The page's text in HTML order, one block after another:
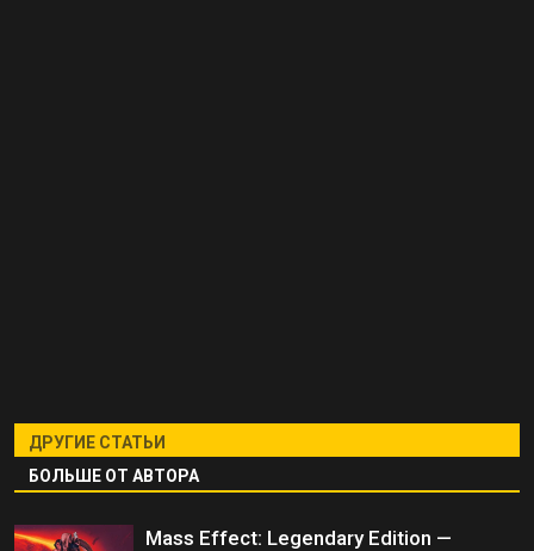
ДРУГИЕ СТАТЬИ
БОЛЬШЕ ОТ АВТОРА
Mass Effect: Legendary Edition —